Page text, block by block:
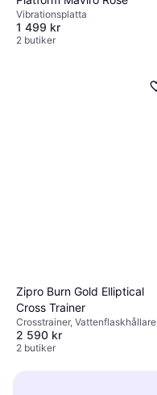
Vibrationsplatta
1 499 kr
2 butiker
Zipro Burn Gold Elliptical
Cross Trainer
Crosstrainer, Vattenflaskhållare,
Hopfällbar, Distansmätare,
Hastighetsmätare, Kalorimätare,
2 590 kr
2 butiker